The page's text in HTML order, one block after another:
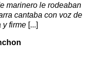
marinero le rodeaban
cantaba con voz de
y firme [...]